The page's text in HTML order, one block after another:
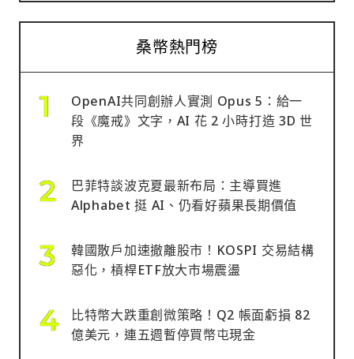
桑幣熱門榜
OpenAI共同創辦人實測 Opus 5：給一
段《魔戒》文字，AI 花 2 小時打造 3D 世
界
巴菲特談波克夏最新布局：主導買進
Alphabet 挺 AI、仍看好蘋果長期價值
韓國散戶加速撤離股市！KOSPI 交易結構
惡化，槓桿ETF放大市場震盪
比特幣大跌重創微策略！Q2 帳面虧損 82
億美元，連五週暫停買幣屯現金